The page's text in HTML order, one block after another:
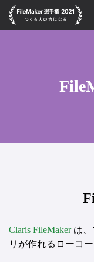
FileMaker について
Claris FileMakerは、
リが作れるローコ